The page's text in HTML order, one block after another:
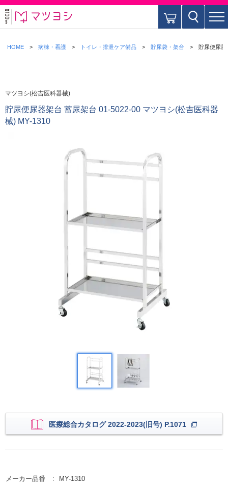
HOME 病棟・看護 トイレ・排泄ケア備品 貯尿袋・架台 貯尿便尿器
マツヨシ(松吉医科器械)
貯尿便尿器架台 蓄尿架台 01-5022-00 マツヨシ(松吉医科器
械) MY-1310
医療総合カタログ 2022-2023(旧号) P.1071
メーカー品番
MY-1310